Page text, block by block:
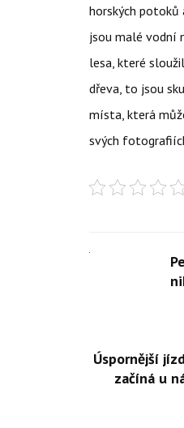
horských potoků
jsou malé vodní
lesa, které
dřeva, to jsou
místa, která
svých
Úspornější
začíná u